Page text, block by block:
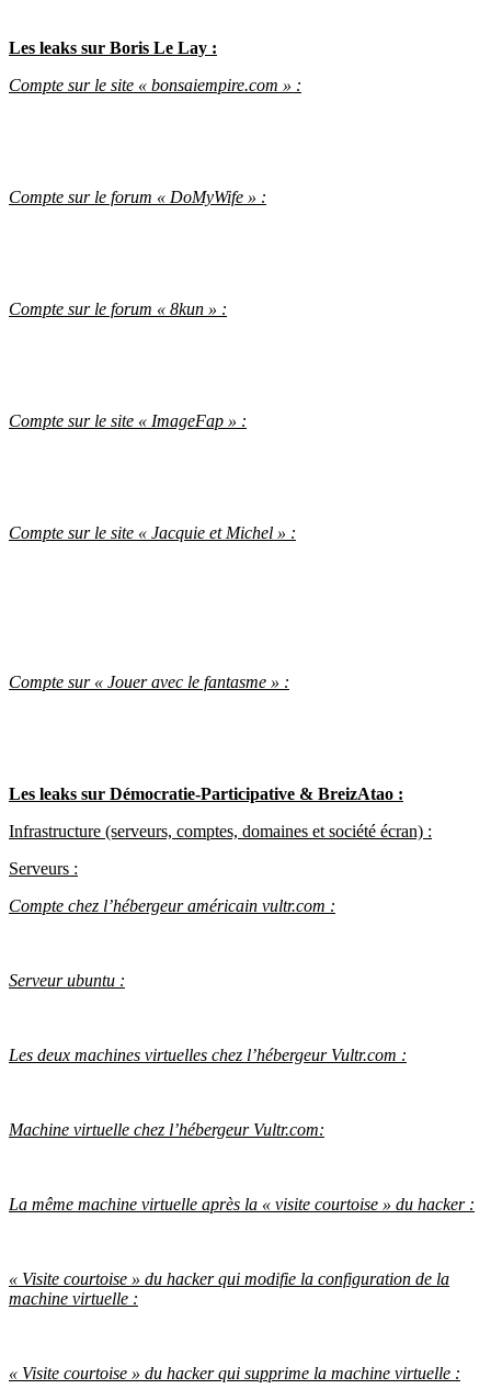
Les leaks sur Boris Le Lay :
Compte sur le site « bonsaiempire.com » :
Compte sur le forum « DoMyWife » :
Compte sur le forum « 8kun » :
Compte sur le site « ImageFap » :
Compte sur le site « Jacquie et Michel » :
Compte sur « Jouer avec le fantasme » :
Les leaks sur Démocratie-Participative & BreizAtao :
Infrastructure (serveurs, comptes, domaines et société écran) :
Serveurs :
Compte chez l’hébergeur américain vultr.com :
Serveur ubuntu :
Les deux machines virtuelles chez l’hébergeur Vultr.com :
Machine virtuelle chez l’hébergeur Vultr.com:
La même machine virtuelle après la « visite courtoise » du hacker :
« Visite courtoise » du hacker qui modifie la configuration de la
machine virtuelle :
« Visite courtoise » du hacker qui supprime la machine virtuelle :